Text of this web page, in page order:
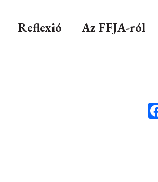
Reflexió Az FFJA-ról